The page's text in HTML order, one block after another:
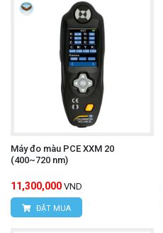
Máy đo màu PCE XXM 20
(400~720 nm)
11,300,000 VND
ĐẶT MUA